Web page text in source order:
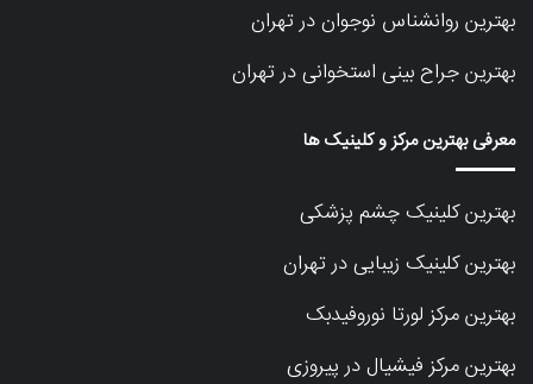
بهترین روانشناس نوجوان در تهران
بهترین جراح بینی استخوانی در تهران
معرفی بهترین مرکز و کلینیک ها
بهترین کلینیک چشم پزشکی
بهترین کلینیک زیبایی در تهران
بهترین مرکز لورتا نوروفیدبک
بهترین مرکز فیشیال در پیروزی